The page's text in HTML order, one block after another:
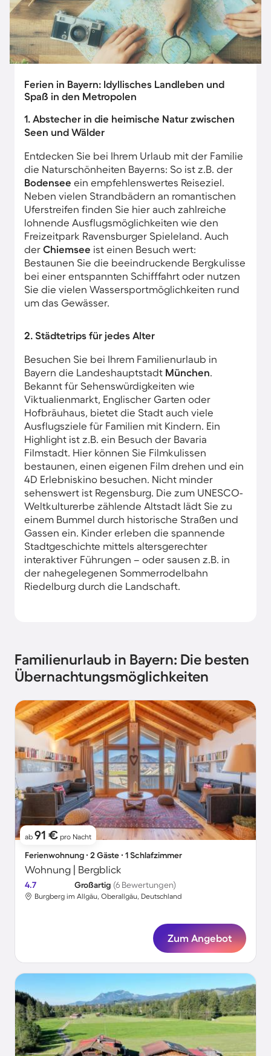
Ferien in Bayern: Idyllisches Landleben und
Spaß in den Metropolen
1. Abstecher in die heimische Natur zwischen
Seen und Wälder
Entdecken Sie bei Ihrem Urlaub mit der Familie
die Naturschönheiten Bayerns: So ist z.B. der
Bodensee ein empfehlenswertes Reiseziel.
Neben vielen Strandbädern an romantischen
Uferstreifen finden Sie hier auch zahlreiche
lohnende Ausflugsmöglichkeiten wie den
Freizeitpark Ravensburger Spieleland. Auch
der Chiemsee ist einen Besuch wert:
Bestaunen Sie die beeindruckende Bergkulisse
bei einer entspannten Schifffahrt oder nutzen
Sie die vielen Wassersportmöglichkeiten rund
um das Gewässer.
2. Städtetrips für jedes Alter
Besuchen Sie bei Ihrem Familienurlaub in
Bayern die Landeshauptstadt München.
Bekannt für Sehenswürdigkeiten wie
Viktualienmarkt, Englischer Garten oder
Hofbräuhaus, bietet die Stadt auch viele
Ausflugsziele für Familien mit Kindern. Ein
Highlight ist z.B. ein Besuch der Bavaria
Filmstadt. Hier können Sie Filmkulissen
bestaunen, einen eigenen Film drehen und ein
4D Erlebniskino besuchen. Nicht minder
sehenswert ist Regensburg. Die zum UNESCO-
Weltkulturerbe zählende Altstadt lädt Sie zu
einem Bummel durch historische Straßen und
Gassen ein. Kinder erleben die spannende
Stadtgeschichte mittels altersgerechter
interaktiver Führungen – oder sausen z.B. in
der nahegelegenen Sommerrodelbahn
Riedelburg durch die Landschaft.
Familienurlaub in Bayern: Die besten
Übernachtungsmöglichkeiten
ab 91 € pro Nacht
Ferienwohnung ∙ 2 Gäste ∙ 1 Schlafzimmer
Wohnung | Bergblick
4.7 Großartig (6 Bewertungen)
Burgberg im Allgäu, Oberallgäu, Deutschland
Zum Angebot